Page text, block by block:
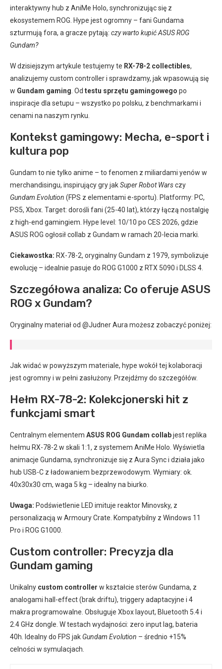
interaktywny hub z AniMe Holo, synchronizując się z
ekosystemem ROG. Hype jest ogromny – fani Gundama
szturmują fora, a gracze pytają: czy warto kupić ASUS ROG
Gundam?
W dzisiejszym artykule testujemy te RX-78-2 collectibles,
analizujemy custom controller i sprawdzamy, jak wpasowują się
w Gundam gaming . Od testu sprzętu gamingowego po
inspiracje dla setupu – wszystko po polsku, z benchmarkami i
cenami na naszym rynku.
Kontekst gamingowy: Mecha, e-sport i
kultura pop
Gundam to nie tylko anime – to fenomen z miliardami yenów w
merchandisingu, inspirujący gry jakSuper Robot Warsczy
Gundam Evolution (FPS z elementami e-sportu). Platformy: PC,
PS5, Xbox. Target: dorośli fani (25-40 lat), którzy łączą nostalgię
z high-end gamingiem. Hype level: 10/10 po CES 2026, gdzie
ASUS ROG ogłosił collab z Gundam w ramach 20-lecia marki.
Ciekawostka: RX-78-2, oryginalny Gundam z 1979, symbolizuje
ewolucję – idealnie pasuje do ROG G1000 z RTX 5090 i DLSS 4.
Szczegółowa analiza: Co oferuje ASUS
ROG x Gundam?
Oryginalny materiał od @Judner Aura możesz zobaczyć poniżej:
Jak widać w powyższym materiale, hype wokół tej kolaboracji
jest ogromny i w pełni zasłużony. Przejdźmy do szczegółów.
Hełm RX-78-2: Kolekcjonerski hit z
funkcjami smart
Centralnym elementem ASUS ROG Gundam collabjest replika
hełmu RX-78-2 w skali 1:1, z systemem AniMe Holo. Wyświetla
animacje Gundama, synchronizuje się z Aura Sync i działa jako
hub USB-C z ładowaniem bezprzewodowym. Wymiary: ok.
40x30x30 cm, waga 5 kg – idealny na biurko.
Uwaga: Podświetlenie LED imituje reaktor Minovsky, z
personalizacją w Armoury Crate. Kompatybilny z Windows 11
Pro i ROG G1000.
Custom controller: Precyzja dla
Gundam gaming
Unikalny custom controller w kształcie sterów Gundama, z
analogami hall-effect (brak driftu), triggery adaptacyjne i 4
makra programowalne. Obsługuje Xbox layout, Bluetooth 5.4 i
2.4 GHz dongle. W testach wydajności: zero input lag, bateria
40h. Idealny do FPS jak Gundam Evolution – średnio +15%
celności w symulacjach.